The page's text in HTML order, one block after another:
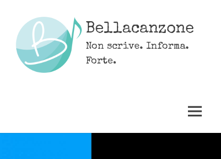
content
Bellacanzone
Non scrive. Informa.
Forte.
MENU